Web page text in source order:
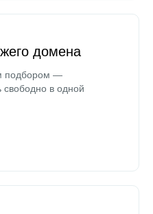
домена
подбором —
в одной